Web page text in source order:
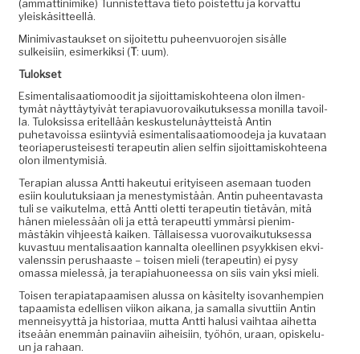
(ammat­tin­imike) Tun­nis­tet­ta­va tieto pois­tet­tu ja kor­vat­tu
yleiskäsitteellä.
Min­imi­vas­tauk­set on sijoitet­tu puheen­vuoro­jen sisälle
sulkeisi­in, esimerkik­si (T: uum).
Tulok­set
Esi­men­tal­isaa­tiomood­it ja sijoit­tamisko­hteena olon ilmen­
tymät näyt­täy­tyivät ter­api­avuorovaiku­tuk­ses­sa monil­la tavoil­
la. Tulok­sis­sa eritel­lään keskustelunäyt­teistä Antin
puhetavois­sa esi­in­tyviä esi­men­tal­isaa­tiomood­e­ja ja kuvataan
teo­ri­a­pe­rusteis­es­ti ter­apeutin alien self­in sijoit­tamisko­hteena
olon ilmentymisiä.
Ter­api­an alus­sa Antti hakeu­tui eri­tyiseen ase­maan tuo­den
esi­in koulu­tuk­si­aan ja men­estymistään. Antin puheen­tavas­ta
tuli se vaikutel­ma, että Antti olet­ti ter­apeutin tietävän, mitä
hänen mielessään oli ja että ter­apeut­ti ymmär­si pien­im­
mästäkin vih­jeestä kaiken. Täl­laises­sa vuorovaiku­tuk­ses­sa
kuvas­tuu men­tal­isaa­tion kannal­ta oleelli­nen psyykkisen ekvi­
valenssin perushaaste – toisen mieli (ter­apeutin) ei pysy
omas­sa mielessä, ja ter­api­ahuoneessa on siis vain yksi mieli.
Toisen ter­api­at­a­paamisen alus­sa on käsitel­ty iso­van­hempi­en
tapaamista edel­lisen viikon aikana, ja samal­la sivut­ti­in Antin
men­neisyyt­tä ja his­to­ri­aa, mut­ta Antti halusi vai­h­taa aihet­ta
itseään enem­män painavi­in aiheisi­in, työhön, uraan, opiskelu­
un ja rahaan.